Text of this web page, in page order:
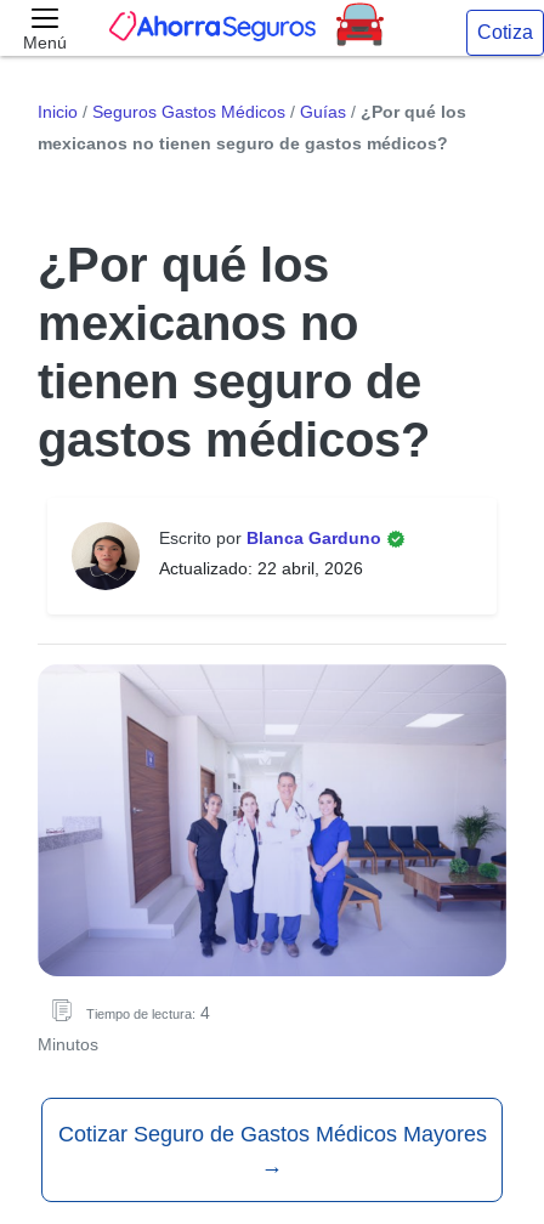
Menú Cotiza
Inicio / Seguros Gastos Médicos / Guías / ¿Por qué los
mexicanos no tienen seguro de gastos médicos?
¿Por qué los
mexicanos no
tienen seguro de
gastos médicos?
Escrito por Blanca Garduno
Actualizado: 22 abril, 2026
Tiempo de lectura: 4
Minutos
Cotizar Seguro de Gastos Médicos Mayores
→